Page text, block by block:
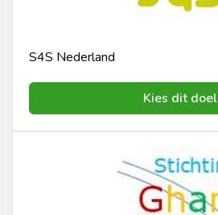
S4S Nederland
Kies dit doel